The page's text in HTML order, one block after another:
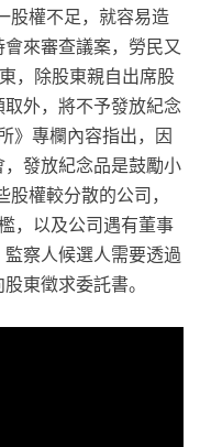
股權不足，就容易造
來審查議案，勞民又
，除股東親自出席股
外，將不予發放紀念
》專欄內容指出，因
發放紀念品是鼓勵小
權較分散的公司，
，以及公司遇有董事
察人候選人需要透過
東徵求委託書。